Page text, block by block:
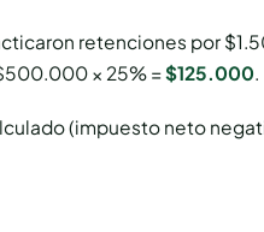
retenciones por
× 25% =$125.000.
(impuesto neto